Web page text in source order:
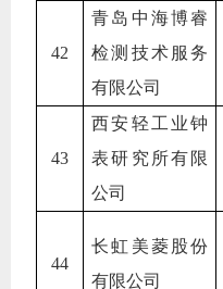
42
青岛中海博睿
检测技术服务
有限公司
43
西安轻工业钟
表研究所有限
公司
44
长虹美菱股份
有限公司